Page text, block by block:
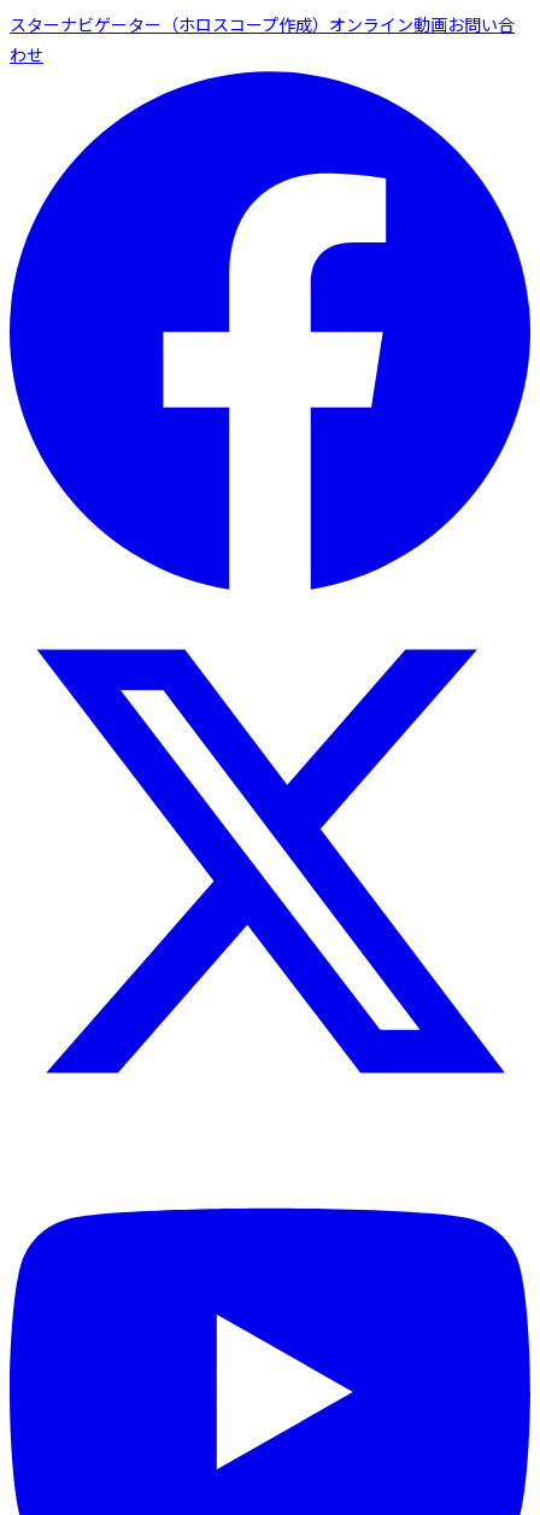
スターナビゲーター（ホロスコープ作成） オンライン動画お問い合
わせ